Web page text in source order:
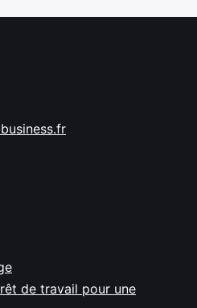
de travail pour une